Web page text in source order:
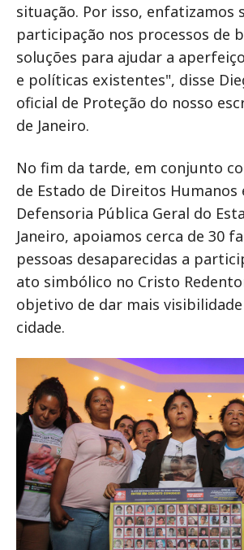
situação. Por isso, enfatizamos
participação nos processos de
soluções para ajudar a
e políticas existentes", disse
oficial de Proteção do nosso
de Janeiro.
No fim da tarde, em conjunto
de Estado de Direitos Humanos
Defensoria Pública Geral do
Janeiro, apoiamos cerca de 30
pessoas desaparecidas a
ato simbólico no Cristo
objetivo de dar mais
cidade.